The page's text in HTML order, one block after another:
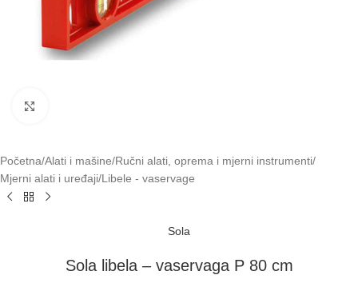
Početna/Alati i mašine/Ručni alati, oprema i mjerni instrumenti/
Mjerni alati i uređaji/Libele - vaservage
Sola
Sola libela – vaservaga P 80 cm